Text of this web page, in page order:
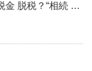
金 脱税？“相続 …